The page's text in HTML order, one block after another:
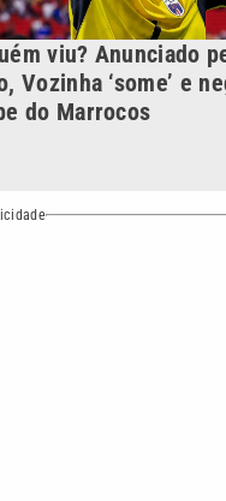
viu? Anunciado
Vozinha ‘some’ e
do Marrocos